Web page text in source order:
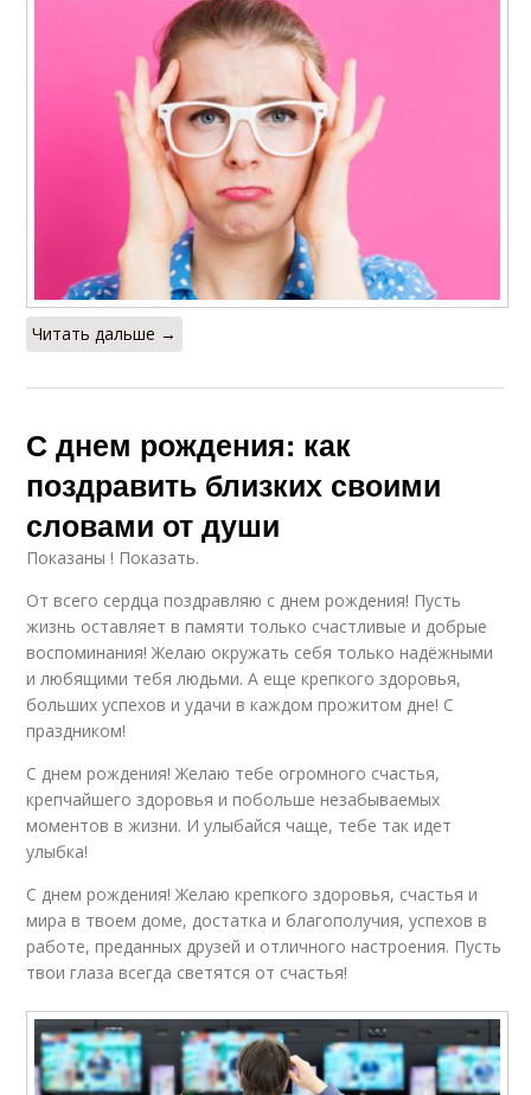
Читать дальше →
С днем рождения: как
поздравить близких своими
словами от души
Показаны ! Показать.
От всего сердца поздравляю с днем рождения! Пусть
жизнь оставляет в памяти только счастливые и добрые
воспоминания! Желаю окружать себя только надёжными
и любящими тебя людьми. А еще крепкого здоровья,
больших успехов и удачи в каждом прожитом дне! С
праздником!
С днем рождения! Желаю тебе огромного счастья,
крепчайшего здоровья и побольше незабываемых
моментов в жизни. И улыбайся чаще, тебе так идет
улыбка!
С днем рождения! Желаю крепкого здоровья, счастья и
мира в твоем доме, достатка и благополучия, успехов в
работе, преданных друзей и отличного настроения. Пусть
твои глаза всегда светятся от счастья!